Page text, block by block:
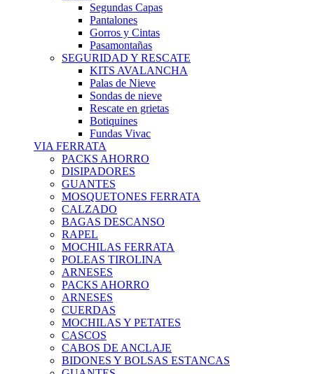
Segundas Capas
Pantalones
Gorros y Cintas
Pasamontañas
SEGURIDAD Y RESCATE
KITS AVALANCHA
Palas de Nieve
Sondas de nieve
Rescate en grietas
Botiquines
Fundas Vivac
VIA FERRATA
PACKS AHORRO
DISIPADORES
GUANTES
MOSQUETONES FERRATA
CALZADO
BAGAS DESCANSO
RAPEL
MOCHILAS FERRATA
POLEAS TIROLINA
ARNESES
PACKS AHORRO
ARNESES
CUERDAS
MOCHILAS Y PETATES
CASCOS
CABOS DE ANCLAJE
BIDONES Y BOLSAS ESTANCAS